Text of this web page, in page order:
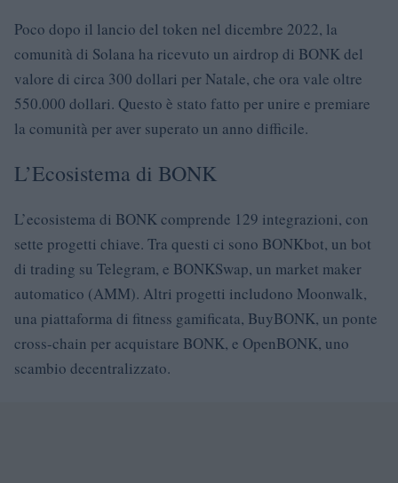
Poco dopo il lancio del token nel dicembre 2022, la
comunità di Solana ha ricevuto un airdrop di BONK del
valore di circa 300 dollari per Natale, che ora vale oltre
550.000 dollari. Questo è stato fatto per unire e premiare
la comunità per aver superato un anno difficile.
L’Ecosistema di BONK
L’ecosistema di BONK comprende 129 integrazioni, con
sette progetti chiave. Tra questi ci sono BONKbot, un bot
di trading su Telegram, e BONKSwap, un market maker
automatico (AMM). Altri progetti includono Moonwalk,
una piattaforma di fitness gamificata, BuyBONK, un ponte
cross-chain per acquistare BONK, e OpenBONK, uno
scambio decentralizzato.